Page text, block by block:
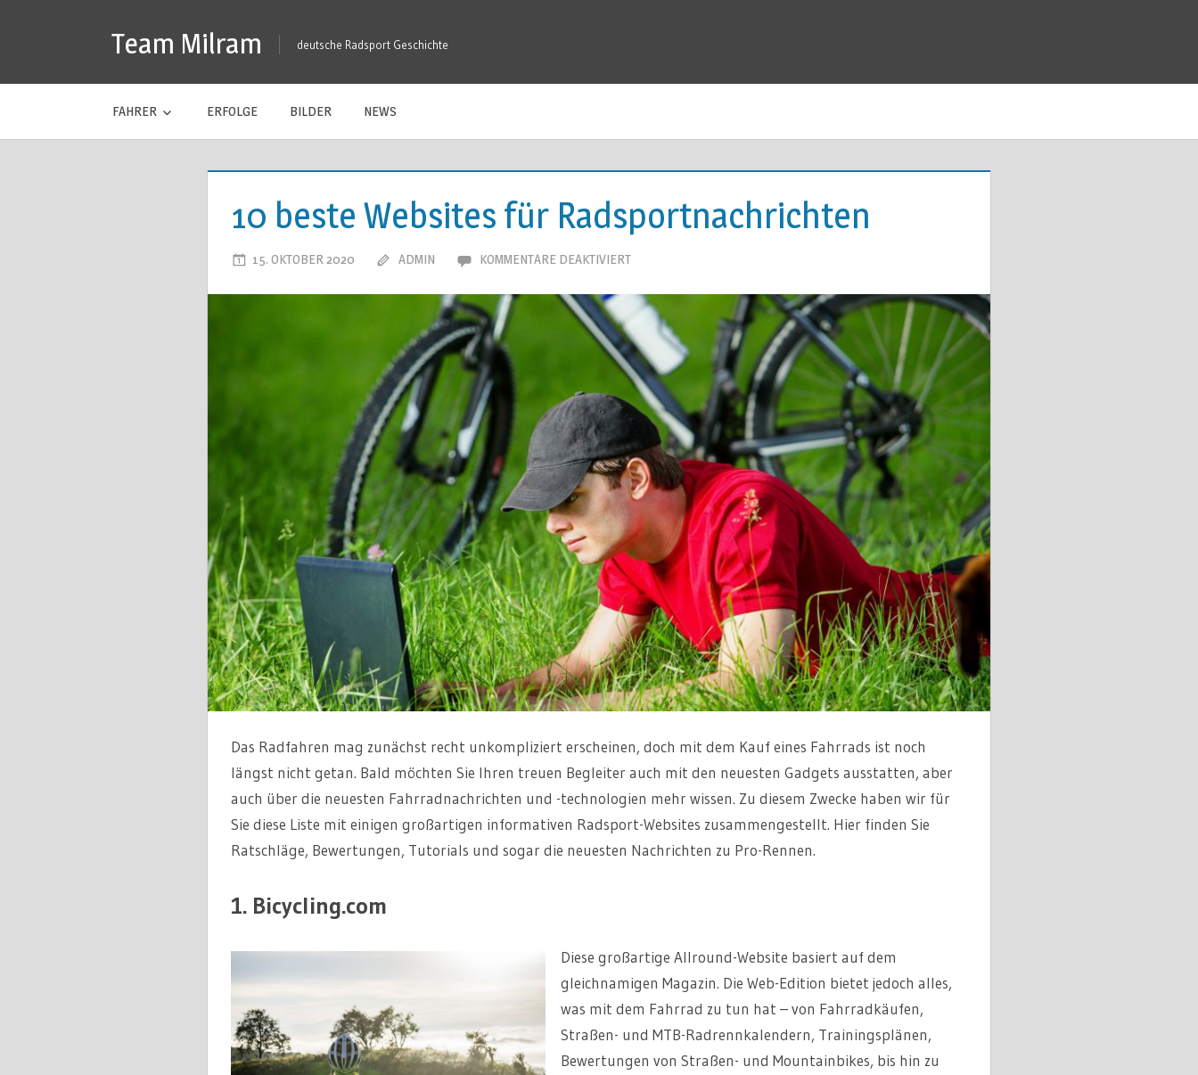
Team Milram deutsche Radsport Geschichte
FAHRER ERFOLGE BILDER NEWS
10 beste Websites für Radsportnachrichten
15. OKTOBER 2020 ADMIN KOMMENTARE DEAKTIVIERTFÜR
BESTE
WEBSITES
FÜR
RADSPORTNACHRICHTEN
Das Radfahren mag zunächst recht unkompliziert erscheinen, doch mit dem Kauf eines Fahrrads ist noch
längst nicht getan. Bald möchten Sie Ihren treuen Begleiter auch mit den neuesten Gadgets ausstatten, aber
auch über die neuesten Fahrradnachrichten und -technologien mehr wissen. Zu diesem Zwecke haben wir für
Sie diese Liste mit einigen großartigen informativen Radsport-Websites zusammengestellt. Hier finden Sie
Ratschläge, Bewertungen, Tutorials und sogar die neuesten Nachrichten zu Pro-Rennen.
1. Bicycling.com
Diese großartige Allround-Website basiert auf dem
gleichnamigen Magazin. Die Web-Edition bietet jedoch alles,
was mit dem Fahrrad zu tun hat – von Fahrradkäufen,
Straßen- und MTB-Radrennkalendern, Trainingsplänen,
Bewertungen von Straßen- und Mountainbikes, bis hin zu